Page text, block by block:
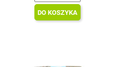
DO KOSZYKA